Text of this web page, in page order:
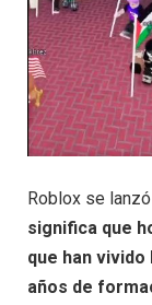
Roblox se
significa que
que han
años de